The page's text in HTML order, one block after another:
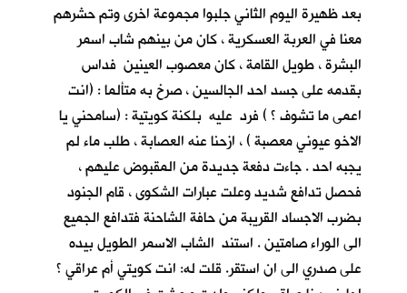
بعد ظهيرة اليوم الثاني جلبوا مجموعة اخرى وتم حشرهم
معنا في العربة العسكرية ، كان من بينهم شاب اسمر
البشرة ، طويل القامة ، كان معصوب العينين فداس
بقدمه على جسد احد الجالسين ، صرخ به متألما : (انت
اعمى ما تشوف ؟ ) فرد عليه بلكنة كويتية : (سامحني يا
الاخو عيوني معصبة ) ، ازحنا عنه العصابة ، طلب ماء لم
يجبه احد . جاءت دفعة جديدة من المقبوض عليهم ،
فحصل تدافع شديد وعلت عبارات الشكوى ، قام الجنود
بضرب الاجساد القريبة من حافة الشاحنة فتدافع الجميع
الى الوراء صامتين . استند الشاب الاسمر الطويل بيده
على صدري الى ان استقر. قلت له: انت كويتي أم عراقي ؟